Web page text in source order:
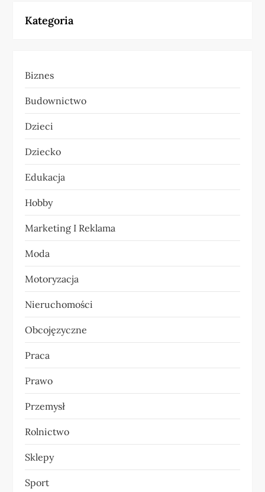
g
c
j
a
w
p
i
s
u
Kategoria
Biznes
Budownictwo
Dzieci
Dziecko
Edukacja
Hobby
Marketing I Reklama
Moda
Motoryzacja
Nieruchomości
Obcojęzyczne
Praca
Prawo
Przemysł
Rolnictwo
Sklepy
Sport